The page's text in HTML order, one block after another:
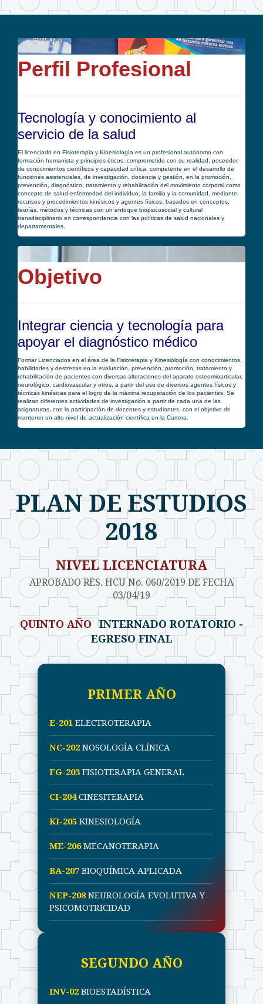
Perfil Profesional
Tecnología y conocimiento al
servicio de la salud
El licenciado en Fisioterapia y Kinesiología es un profesional autónomo con
formación humanista y principios éticos, comprometido con su realidad, poseedor
de conocimientos científicos y capacidad crítica, competente en el desarrollo de
funciones asistenciales, de investigación, docencia y gestión, en la promoción,
prevención, diagnóstico, tratamiento y rehabilitación del movimiento corporal como
concepto de salud-enfermedad del individuo, la familia y la comunidad, mediante
recursos y procedimientos kinésicos y agentes físicos, basados en conceptos,
teorías, métodos y técnicas con un enfoque biopsicosocial y cultural
transdisciplinario en correspondencia con las políticas de salud nacionales y
departamentales.
Objetivo
Integrar ciencia y tecnología para
apoyar el diagnóstico médico
Formar Licenciados en el área de la Fisioterapia y Kinesiología con conocimientos,
habilidades y destrezas en la evaluación, prevención, promoción, tratamiento y
rehabilitación de pacientes con diversas alteraciones del aparato osteomioarticular,
neurológico, cardiovascular y otros, a partir del uso de diversos agentes físicos y
técnicas kinésicas para el logro de la máxima recuperación de los pacientes. Se
realizan diferentes actividades de investigación a partir de cada una de las
asignaturas, con la participación de docentes y estudiantes, con el objetivo de
mantener un alto nivel de actualización científica en la Carrera.
PLAN DE ESTUDIOS
2018
NIVEL LICENCIATURA
APROBADO RES. HCU No. 060/2019 DE FECHA
03/04/19
QUINTO AÑO
INTERNADO ROTATORIO -
EGRESO FINAL
PRIMER AÑO
E-201 ELECTROTERAPIA
NC-202 NOSOLOGÍA CLÍNICA
FG-203 FISIOTERAPIA GENERAL
CI-204CINESITERAPIA
KI-205 KINESIOLOGÍA
ME-206MECANOTERAPIA
BA-207 BIOQUÍMICA APLICADA
NEP-208NEUROLOGÍA EVOLUTIVA Y
PSICOMOTRICIDAD
SEGUNDO AÑO
INV-02 BIOESTADÍSTICA